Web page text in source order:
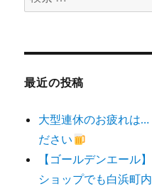
索
象:
最近の投稿
大型連休のお疲れは
ださい
【ゴールデンエール
ショップでも白浜町